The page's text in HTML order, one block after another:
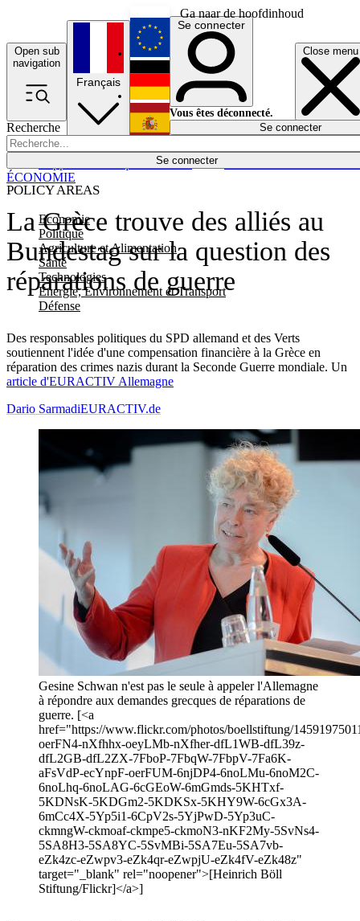
Ga naar de hoofdinhoud
Open sub
navigation
Close menu
Recherche
Se connecter
POLICY AREAS
Economie
Politique
Agriculture et Alimentation
Santé
Technologies
Energie, Environnement et Transport
Défense
Économie
Français
English
Deutsch
Español
Se connecter
Vous êtes déconnecté.
Se connecter
La Grèce trouve des alliés au
Bundestag sur la question des
réparations de guerre
Des responsables politiques du SPD allemand et des Verts
soutiennent l'idée d'une compensation financière à la Grèce en
réparation des crimes nazis durant la Seconde Guerre mondiale. Un
article d'EURACTIV Allemagne
ÉCONOMIE
Dario SarmadiEURACTIV.de
Gesine Schwan n'est pas le seule à appeler l'Allemagne
à répondre aux demandes grecques de réparations de
guerre. [<a
href="https://www.flickr.com/photos/boellstiftung/
oerFN4-nXfhhx-oeyLMb-nXfher-dfL1WB-dfL39z-
dfL2GB-dfL2ZX-7FboP-7FbqW-7FbpV-7Fa6K-
aFsVdP-ecYnpF-oerFUM-6njDP4-6noLMu-6noM2C-
6noLhq-6noLAG-6cGEoW-6mGmds-5KHTxf-
5KDNsK-5KDGm2-5KDKSx-5KHY9W-6cGx3A-
6mCc4X-5Yp5i1-6CpV2s-5YjPwD-5Yp3uC-
ckmngW-ckmoaf-ckmpe5-ckmoN3-nKF2My-5SvNs4-
5SA8H3-5SA8YC-5SvMBi-5SA7Eu-5SA7vb-
eZk4zc-eZwpv3-eZk4qr-eZwpjU-eZk4fV-eZk48z"
target="_blank" rel="noopener">[Heinrich Böll
Stiftung/Flickr]</a>]